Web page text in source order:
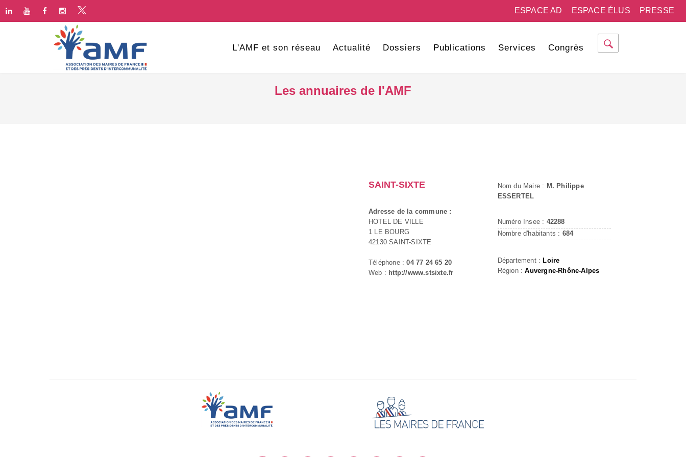
PRESSE
ESPACE ÉLUS
ESPACE AD
L'AMF et son réseau Actualité Dossiers Publications Services Congrès
Les annuaires de l'AMF
SAINT-SIXTE
Adresse de la commune :
HOTEL DE VILLE
1 LE BOURG
42130 SAINT-SIXTE
Téléphone :04 77 24 65 20
Web : http://www.stsixte.fr
Nom du Maire : M. Philippe
ESSERTEL
Numéro Insee : 42288
Nombre d'habitants : 684
Département : Loire
Région :Auvergne-Rhône-Alpes